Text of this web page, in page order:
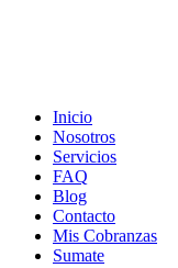
Inicio
Nosotros
Servicios
FAQ
Blog
Contacto
Mis Cobranzas
Sumate